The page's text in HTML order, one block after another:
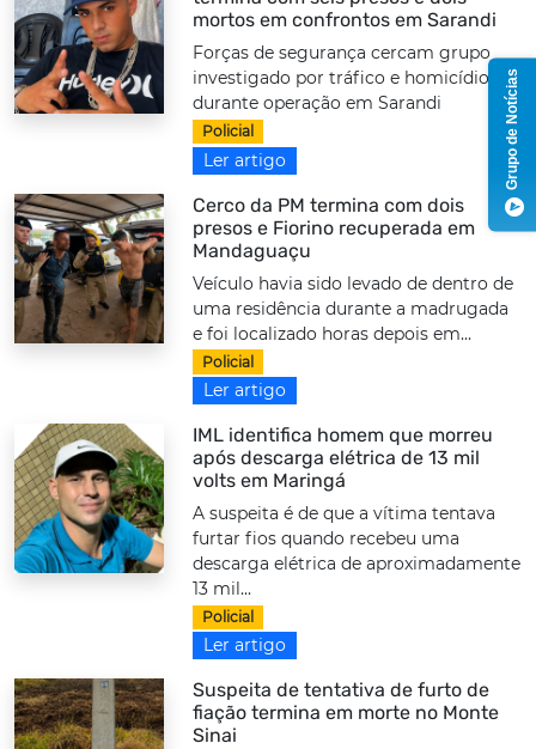
mortos em confrontos em Sarandi
Forças de segurança cercam grupo
investigado por tráfico e homicídios
durante operação em Sarandi
Policial
Ler artigo
Cerco da PM termina com dois
presos e Fiorino recuperada em
Mandaguaçu
Veículo havia sido levado de dentro de
uma residência durante a madrugada
e foi localizado horas depois em...
Policial
Ler artigo
IML identifica homem que morreu
após descarga elétrica de 13 mil
volts em Maringá
A suspeita é de que a vítima tentava
furtar fios quando recebeu uma
descarga elétrica de aproximadamente
13 mil...
Policial
Ler artigo
Suspeita de tentativa de furto de
fiação termina em morte no Monte
Sinai
Grupo de Notícias